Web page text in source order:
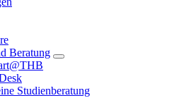
Beratung
Studienberatung